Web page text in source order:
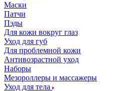
Маски
Патчи
Пэды
Для кожи вокруг глаз
Уход для губ
Для проблемной кожи
Антивозрастной уход
Наборы
Мезороллеры и массажеры
Уход для тела